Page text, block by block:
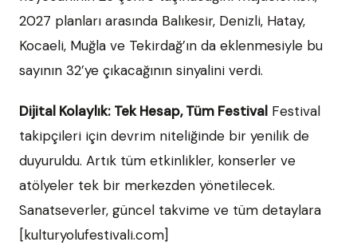
2027 planları arasında Balıkesir, Denizli, Hatay,
Kocaeli, Muğla ve Tekirdağ’ın da eklenmesiyle bu
sayının 32’ye çıkacağının sinyalini verdi.
Dijital Kolaylık: Tek Hesap, Tüm Festival Festival
takipçileri için devrim niteliğinde bir yenilik de
duyuruldu. Artık tüm etkinlikler, konserler ve
atölyeler tek bir merkezden yönetilecek.
Sanatseverler, güncel takvime ve tüm detaylara
[kulturyolufestivali.com]